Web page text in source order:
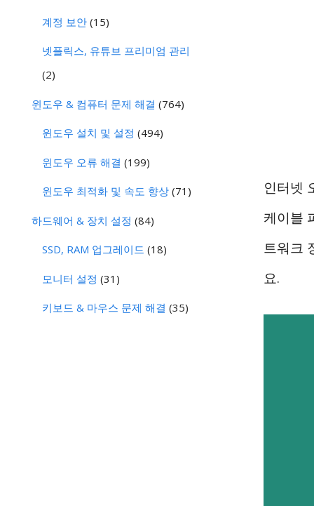
인터넷
케이블
트워크
요.
계정 보안 (15)
넷플릭스, 유튜브 프리미엄 관리
(2)
윈도우 & 컴퓨터 문제 해결 (764)
윈도우 설치 및 설정 (494)
윈도우 오류 해결 (199)
윈도우 최적화 및 속도 향상 (71)
하드웨어 & 장치 설정 (84)
SSD, RAM 업그레이드 (18)
모니터 설정 (31)
키보드 & 마우스 문제 해결 (35)